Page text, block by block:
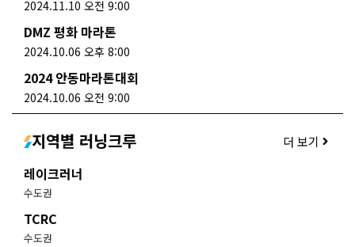
2024.11.10 오전 9:00
DMZ 평화 마라톤
2024.10.06 오후 8:00
2024 안동마라톤대회
2024.10.06 오전 9:00
지역별 러닝크루 더 보기
레이크러너
수도권
TCRC
수도권